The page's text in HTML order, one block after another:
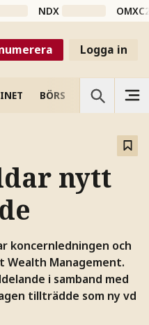
NDX
Logga in
BÖRS VETENSKAP
nytt
koncernledningen och
Wealth Management.
i samband med
tillträdde som ny vd